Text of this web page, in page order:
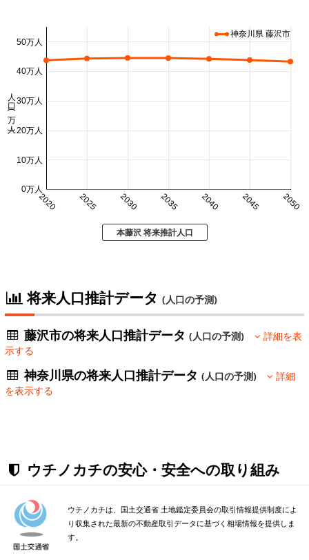
2020 2025 2030 2035 2040 2045 2050
0万人
10万人
20万人
30万人
40万人
50万人
人口 (万人)
神奈川県 藤沢市
本藤沢 将来推計人口
将来人口推計データ (人口の予測)
藤沢市の将来人口推計データ(人口の予測)
詳細を表
示する
神奈川県の将来人口推計データ(人口の予測)
詳細
を表示する
ウチノカチの安心・安全への取り組み
ウチノカチは、国土交通省 土地鑑定委員会の取引情報提供制度によ
り収集された最新の不動産取引データに基づく相場情報を提供しま
す。